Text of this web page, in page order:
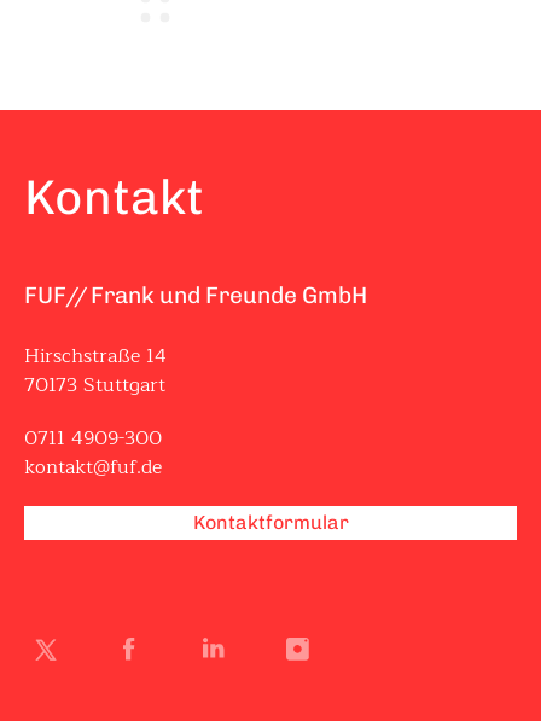
Kontakt
FUF// Frank und Freunde GmbH
Hirschstraße 14
70173 Stuttgart
0711 4909-300
kontakt@fuf.de
Kontaktformular